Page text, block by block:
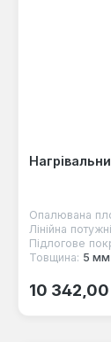
Опалювана
Лінійна
Підлогове
Товщина: 5 мм
Звичайна
10